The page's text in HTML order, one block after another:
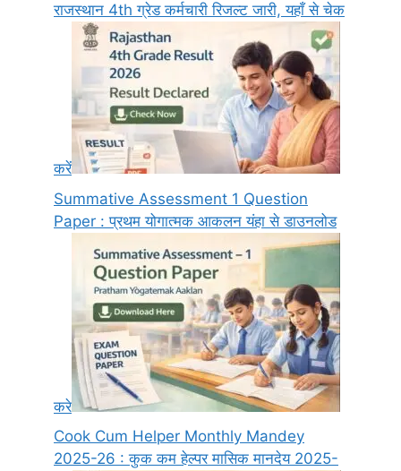
राजस्थान 4th ग्रेड कर्मचारी रिजल्ट जारी, यहाँ से चेक
करें
Summative Assessment 1 Question
Paper : प्रथम योगात्मक आकलन यंहा से डाउनलोड
करे
Cook Cum Helper Monthly Mandey
2025-26 : कुक कम हेल्पर मासिक मानदेय 2025-